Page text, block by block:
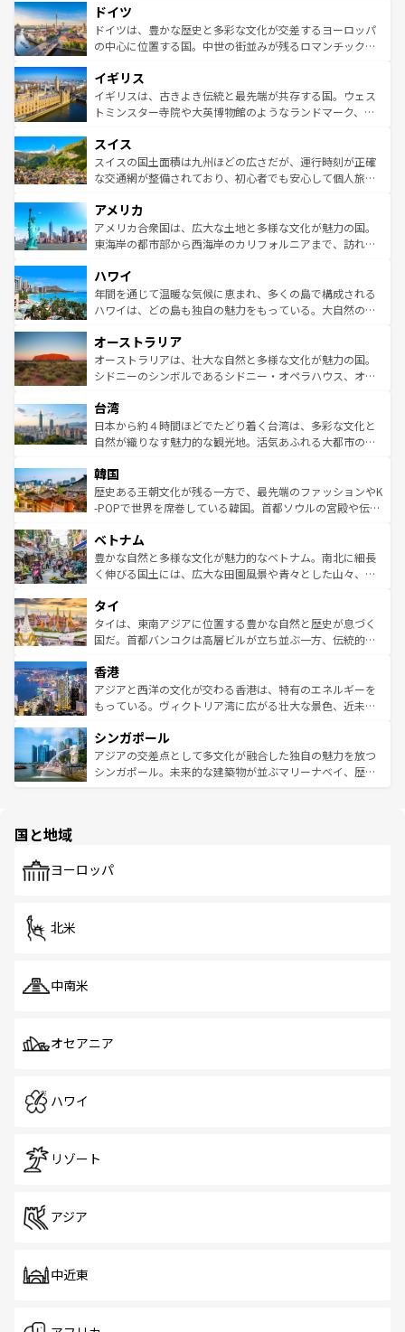
せる。地方によって風土や気候が異なるスペインはその個
性で訪れる人を魅了する。 なお、新着のスペイン情報は コ
ンテンツ一覧を参照してほしい。
で、幅広い魅力が詰まっている。華麗な宮殿、歴史的な大
聖堂、美しいビーチ、そして豊かな自然が、訪れる者を心
から魅了する。また、フランスは美食の国としても知ら
いる。シャンパンの発祥地であるランス、プロヴァンスの
香り高いラベンダー畑など、多彩な楽しみ方が可能だ。さ
らに、パリ以外の地域にも魅力が溢れており、どの街角に
れる地方に足を運ぶとそれぞれで全く異なる文化を体験で
きるだろう。 なお、新着のフランス情報はコンテンツ一覧
を参照してほしい。
ドイツ
ドイツは、豊かな歴史と多彩な文化が交差するヨーロッパ
の中心に位置する国。中世の街並みが残るロマンチック街
顔を持つこの国は、どこを歩いても飽きることがない。ベ
ルリンの文化的活気、バイエルン州のアルプスの絶景、そ
してライン川沿いのワイン畑といった風景は必見。ビール
は、お酒好きな人にはぜひ体験してほしい。 なお、新着の
ドイツ情報はコンテンツ一覧を参照してほしい。
イギリス
イギリスは、古きよき伝統と最先端が共存する国。ウェス
トミンスター寺院や大英博物館のようなランドマーク、歴
リアごとに異なる魅力がある。また、優雅なアフタヌーン
ティー、ビール好きにはたまらない英国パブ、サッカー観
戦など、本場だからこそできる体験も豊富。イギリスを旅
ンツ一覧を参照してほしい。
スイス
スイスの国土面積は九州ほどの広さだが、運行時刻が正確
な交通網が整備されており、初心者でも安心して個人旅行
の建物がそのまま残る町や、スイスならではのユニークな
博物館もあり、アルプス観光だけでなく町歩きも満喫する
ことができる。国民の所得が高いため物価も高いが、旅行
ば市内交通費無料で観光を楽しむこともできる。 なお、新
着のスイス情報はコンテンツ一覧 を参照してほしい。
アメリカ
アメリカ合衆国は、広大な土地と多様な文化が魅力の国。
東海岸の都市部から西海岸のカリフォルニアまで、訪れる
のような巨大都市は、観光、ショッピング、エンターテイ
ンメントが詰まった刺激的なスポットだ。一方、アメリカ
西部には大自然が広がり、グランドキャニオンやイエロー
部のニューオーリンズでは、音楽と美食が融合した独特の
文化が魅力。旅行者はアメリカの各地域で異なる魅力を楽
しみながら、その多様性と豊かな歴史を感じることができ
ならではの贅沢な旅のスタイルだ。 なお、新着のアメリカ
情報はコンテンツ一覧を参照してほしい。
ハワイ
年間を通じて温暖な気候に恵まれ、多くの島で構成される
ハワイは、どの島も独自の魅力をもっている。大自然の神
ワイ島は見逃せない。また、定番の観光地といえばオアフ
島だが、静かな自然を求めるならマウイ島やカウアイ島が
おすすめ。エメラルドグリーンに輝く海をはじめ、豊かな
れるおもてなしの心で訪れる人々を迎えてくれるハワイの
人々、おいしいローカルフードやハワイアンミュージッ
ク、伝統的なフラダンスなど、すべてがハワイの魅力を彩
ワイを、存分に味わってほしい。 なお、新着のハワイ情報
はコンテンツ一覧を参照してほしい。
オーストラリア
オーストラリアは、壮大な自然と多様な文化が魅力の国。
シドニーのシンボルであるシドニー・オペラハウス、オー
リアリーフや大陸中央部にそびえるウルル（エアーズロッ
ク）、タスマニアの美しい原生林やケアンズの熱帯雨林な
ど、見どころがたくさん。また、カフェやワイン、オージ
いる。アクティビティも充実しており、サーフィンやダイ
ビング、ハイキングなど、アウトドア好きにはたまらな
い。オーストラリアの多彩な魅力を存分に味わいつくそ
参照してほしい。
台湾
日本から約４時間ほどでたどり着く台湾は、多彩な文化と
自然が織りなす魅力的な観光地。活気あふれる大都市の台
ン）、静ひつな山岳地帯である台湾東部など、都市の喧騒
と山間の静けさが共存しており、訪れる人に新しい発見と
驚きをもたらしてくれる。また、奥深い台湾の食文化も魅
容にもいいと評判のスイーツなど、バラエティ豊かな料理
が味わえる。 なお、新着の台湾情報は コンテンツ一覧を参
照してほしい。
韓国
歴史ある王朝文化が残る一方で、最先端のファッションやK
-POPで世界を席巻している韓国。首都ソウルの宮殿や伝統
き、地方に足を延ばせば四季折々の自然美を楽しむことが
できる。そして、キムチや焼肉、絶品のストリートフード
まで、さまざまな韓国料理が待っている。夜には、韓国な
リティに包まれながら、韓国の多彩な魅力を心ゆくまで味
わってみてほしい。 なお、新着の韓国情報はコンテンツ一
覧を参照してほしい。
ベトナム
豊かな自然と多様な文化が魅力的なベトナム。南北に細長
く伸びる国土には、広大な田園風景や青々とした山々、世
急速な発展と共に伝統が息づく。ハノイの古い町並みやホ
ーチミン市のフランス統治時代の建物も、独特の雰囲気を
醸し出している。また、バラエティの豊かさとおいしさで
とつ。フォーやバインミー、ベトナムコーヒーなどは、ぜ
ひ現地で味わいたい。どの地域を訪れてもあたたかい人々
が旅行者を迎えてくれるので、きっと忘れられない旅にな
参照してほしい。
タイ
タイは、東南アジアに位置する豊かな自然と歴史が息づく
国だ。首都バンコクは高層ビルが立ち並ぶ一方、伝統的な
の活気が交差している。北部ではチェンマイなどの山岳地
帯で自然と触れ合い、南部ではプーケットやクラビの美し
いビーチでリゾート気分を楽しむことができる。タイ料理
激する。気候は一年中温暖で、どの季節にも異なる楽しみ
が待っている。親しみやすいタイの人々、仏教を中心とし
た文化、そして多様な観光資源が、訪れる旅人を魅了し続
香港
アジアと西洋の文化が交わる香港は、特有のエネルギーを
もっている。ヴィクトリア湾に広がる壮大な景色、近未来
み、どこを訪れても感動するはず。観光スポットが密集し
ており、効率よく見どころを回れるのも魅力。息をのむよ
うな絶景から文化的な体験まで、香港を存分に楽しみ尽く
シンガポール
アジアの交差点として多文化が融合した独自の魅力を放つ
シンガポール。未来的な建築物が並ぶマリーナベイ、歴史
で、ホーカーズは地元の風情を楽しめる外せないスポット
国と地域
ヨーロッパ
北米
中南米
オセアニア
ハワイ
リゾート
アジア
中近東